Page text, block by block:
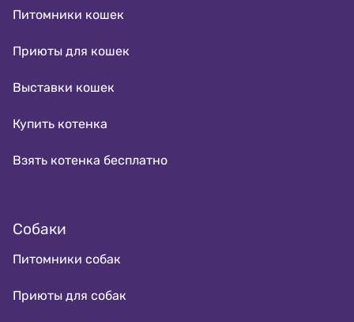
Питомники кошек
Приюты для кошек
Выставки кошек
Купить котенка
Взять котенка бесплатно
Собаки
Питомники собак
Приюты для собак